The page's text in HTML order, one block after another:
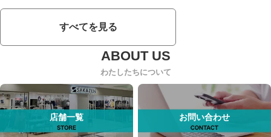
すべてを見る
わたしたちについて
店舗一覧 お問い合わせ